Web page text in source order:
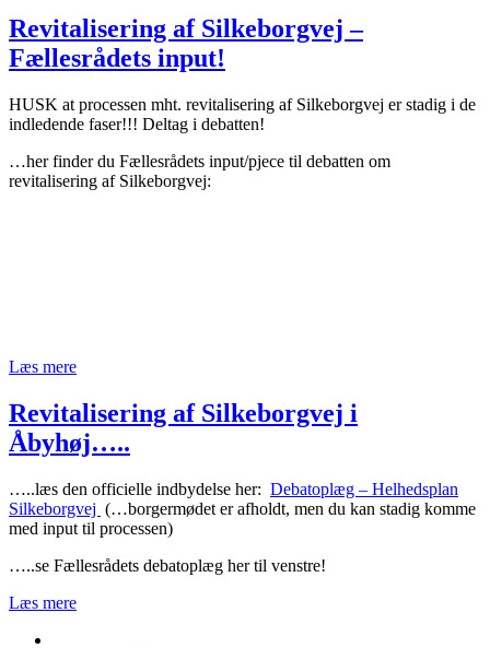
Revitalisering af Silkeborgvej –
Fællesrådets input!
HUSK at processen mht. revitalisering af Silkeborgvej er stadig i de
indledende faser!!! Deltag i debatten!
…her finder du Fællesrådets input/pjece til debatten om
revitalisering af Silkeborgvej:
Læs mere
Revitalisering af Silkeborgvej i
Åbyhøj…..
…..læs den officielle indbydelse her: Debatoplæg – Helhedsplan
Silkeborgvej (…borgermødet er afholdt, men du kan stadig komme
med input til processen)
…..se Fællesrådets debatoplæg her til venstre!
Læs mere